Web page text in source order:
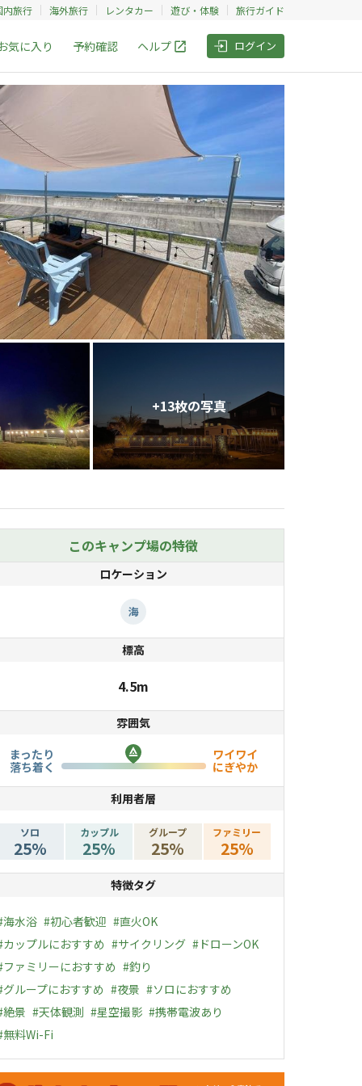
内旅行 海外旅行 レンタカー 遊び・体験 旅行ガイド
気に入り 予約確認 ヘルプ ログイン
+13枚の写真
このキャンプ場の特徴
ロケーション
海
標高
4.5m
雰囲気
まったり
落ち着く
ワイワイ
にぎやか
利用者層
ソロ
25%
カップル
25%
グループ
25%
ファミリー
25%
特徴タグ
海水浴 #初心者歓迎 #直火OK
カップルにおすすめ #サイクリング #ドローンOK
ファミリーにおすすめ #釣り
グループにおすすめ #夜景 #ソロにおすすめ
絶景 #天体観測 #星空撮影 #携帯電波あり
無料Wi-Fi
ペーン